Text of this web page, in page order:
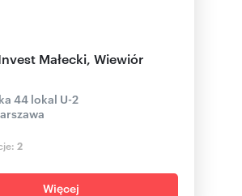
Małecki, Wiewiór
44 lokal U-2
2
Więcej